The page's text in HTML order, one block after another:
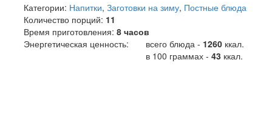
Категории: Напитки, Заготовки на зиму, Постные блюда
Количество порций: 11
Время приготовления: 8 часов
Энергетическая ценность:
всего блюда - 1260 ккал.
в 100 граммах - 43 ккал.